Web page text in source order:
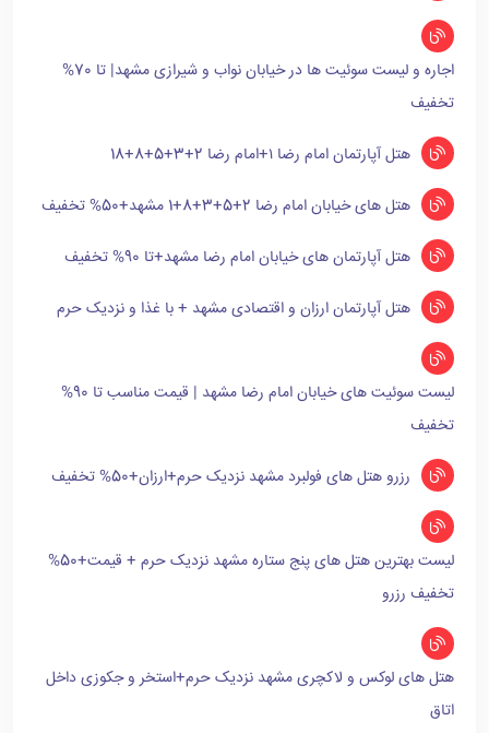
اجاره و لیست سوئیت ها در خیابان نواب و شیرازی مشهد| تا 70%
تخفیف
هتل آپارتمان امام رضا ۱+امام رضا 2+3+5+8+18
هتل های خیابان امام رضا 2+5+3+8+1 مشهد+50% تخفیف
هتل آپارتمان های خیابان امام رضا مشهد+تا 90% تخفیف
هتل آپارتمان ارزان و اقتصادی مشهد + با غذا و نزدیک حرم
لیست سوئیت های خیابان امام رضا مشهد | قیمت مناسب تا 90%
تخفیف
رزرو هتل های فولبرد مشهد نزدیک حرم+ارزان+50% تخفیف
لیست بهترین هتل های پنج ستاره مشهد نزدیک حرم + قیمت+50%
تخفیف رزرو
هتل های لوکس و لاکچری مشهد نزدیک حرم+استخر و جکوزی داخل
اتاق